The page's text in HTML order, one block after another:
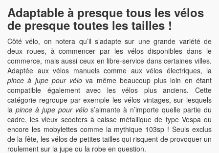
Adaptable à presque tous les vélos
de presque toutes les tailles !
Côté vélo, on notera qu’il s’adapte sur une grande variété de
deux roues, à commencer par les vélos disponibles dans le
commerce, mais aussi ceux en libre-service dans certaines villes.
Adaptée aux vélos manuels comme aux vélos électriques, la
pince à jupe pour vélo va même beaucoup plus loin en étant
compatible également avec les vélos plus anciens. Cette
catégorie regroupe par exemple les vélos vintages, sur lesquels
la pince à jupe pour vélos’aimante à n’importe quelle partie du
cadre, les vieux scooters à caisse métallique de type Vespa ou
encore les mobylettes comme la mythique 103sp ! Seuls exclus
de la fête, les vélos de petites tailles qui risquent de provoquer un
roulement sur la jupe ou la robe en question.